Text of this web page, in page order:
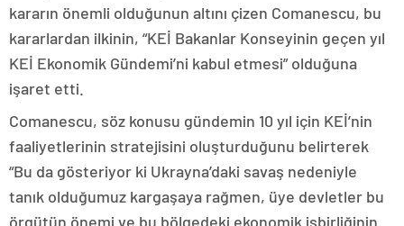
kararın önemli olduğunun altını çizen Comanescu, bu
kararlardan ilkinin, “KEİ Bakanlar Konseyinin geçen yıl
KEİ Ekonomik Gündemi’ni kabul etmesi” olduğuna
işaret etti.
Comanescu, söz konusu gündemin 10 yıl için KEİ’nin
faaliyetlerinin stratejisini oluşturduğunu belirterek
“Bu da gösteriyor ki Ukrayna’daki savaş nedeniyle
tanık olduğumuz kargaşaya rağmen, üye devletler bu
örgütün önemi ve bu bölgedeki ekonomik işbirliğinin